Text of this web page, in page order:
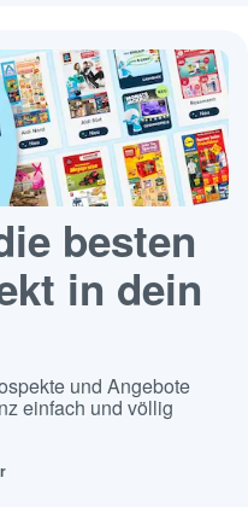
besten
in dein
und Angebote
einfach und völlig